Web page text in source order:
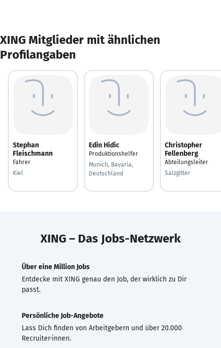
XING Mitglieder mit ähnlichen
Profilangaben
Stephan
Fleischmann
Fahrer
Kiel
Edin Hidic
Produktionshelfer
Munich, Bavaria,
Deutschland
Christopher
Fellenberg
Abteilungsleiter
Salzgitter
XING – Das Jobs-Netzwerk
Über eine Million Jobs
Entdecke mit XING genau den Job, der wirklich zu Dir
passt.
Persönliche Job-Angebote
Lass Dich finden von Arbeitgebern und über 20.000
Recruiter·innen.